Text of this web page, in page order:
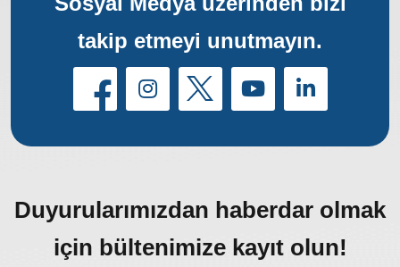
takip etmeyi unutmayın.
Duyurularımızdan haberdar olmak
için bültenimize kayıt olun!